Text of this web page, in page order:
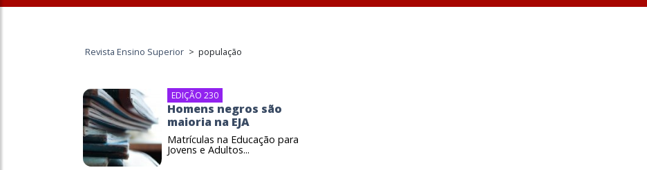
Revista Ensino Superior > população
EDIÇÃO 230
Homens negros são
maioria na EJA
Matrículas na Educação para
Jovens e Adultos...